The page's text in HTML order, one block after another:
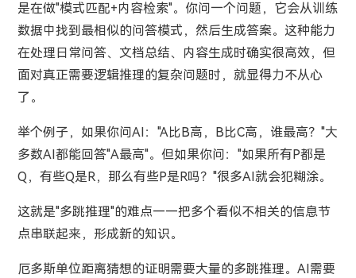
是在做"模式匹配+内容检索"。你问一个问题，它会从训练
数据中找到最相似的问答模式，然后生成答案。这种能力
在处理日常问答、文档总结、内容生成时确实很高效，但
面对真正需要逻辑推理的复杂问题时，就显得力不从心
了。
举个例子，如果你问AI："A比B高，B比C高，谁最高？"大
多数AI都能回答"A最高"。但如果你问："如果所有P都是
Q，有些Q是R，那么有些P是R吗？"很多AI就会犯糊涂。
这就是"多跳推理"的难点——把多个看似不相关的信息节
点串联起来，形成新的知识。
厄多斯单位距离猜想的证明需要大量的多跳推理。AI需要